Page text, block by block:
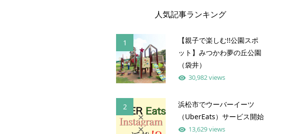
人気記事ランキング
1
【親子で楽しむ!!公園スポ
ット】みつかわ夢の丘公園
（袋井）
30,982 views
2
浜松市でウーバーイーツ
（UberEats）サービス開始
13,629 views